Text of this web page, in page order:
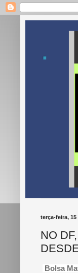
.
terça-feira, 15
NO
Bolsa